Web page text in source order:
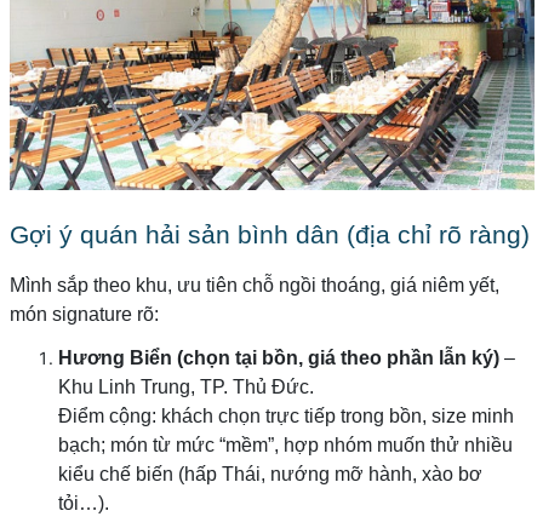
Gợi ý quán hải sản bình dân (địa chỉ rõ ràng)
Mình sắp theo khu, ưu tiên chỗ ngồi thoáng, giá niêm yết,
món signature rõ:
Hương Biển (chọn tại bồn, giá theo phần lẫn ký)–
Khu Linh Trung, TP. Thủ Đức.
Điểm cộng: khách chọn trực tiếp trong bồn, size minh
bạch; món từ mức “mềm”, hợp nhóm muốn thử nhiều
kiểu chế biến (hấp Thái, nướng mỡ hành, xào bơ
tỏi…).